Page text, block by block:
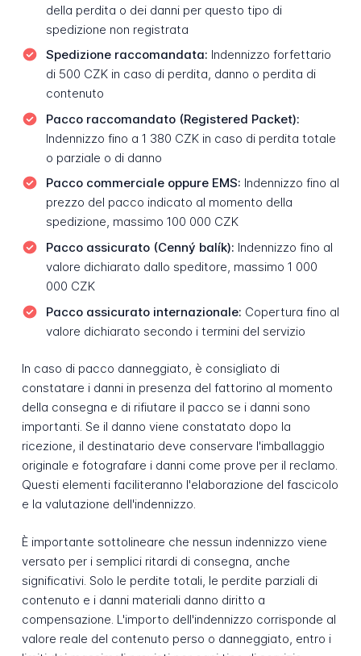
della perdita o dei danni per questo tipo di
spedizione non registrata
Spedizione raccomandata: Indennizzo forfettario
di 500 CZK in caso di perdita, danno o perdita di
contenuto
Pacco raccomandato (Registered Packet):
Indennizzo fino a 1 380 CZK in caso di perdita totale
o parziale o di danno
Pacco commerciale oppure EMS: Indennizzo fino al
prezzo del pacco indicato al momento della
spedizione, massimo 100 000 CZK
Pacco assicurato (Cenný balík): Indennizzo fino al
valore dichiarato dallo speditore, massimo 1 000
000 CZK
Pacco assicurato internazionale: Copertura fino al
valore dichiarato secondo i termini del servizio
In caso di pacco danneggiato, è consigliato di
constatare i danni in presenza del fattorino al momento
della consegna e di rifiutare il pacco se i danni sono
importanti. Se il danno viene constatato dopo la
ricezione, il destinatario deve conservare l'imballaggio
originale e fotografare i danni come prove per il reclamo.
Questi elementi faciliteranno l'elaborazione del fascicolo
e la valutazione dell'indennizzo.
È importante sottolineare che nessun indennizzo viene
versato per i semplici ritardi di consegna, anche
significativi. Solo le perdite totali, le perdite parziali di
contenuto e i danni materiali danno diritto a
compensazione. L'importo dell'indennizzo corrisponde al
valore reale del contenuto perso o danneggiato, entro i